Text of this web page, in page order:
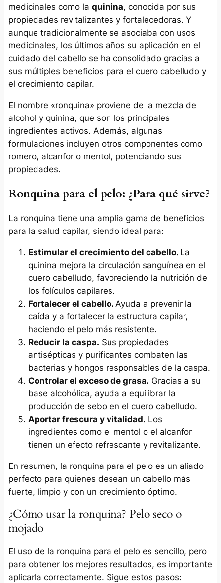
medicinales como la quinina, conocida por sus
propiedades revitalizantes y fortalecedoras. Y
aunque tradicionalmente se asociaba con usos
medicinales, los últimos años su aplicación en el
cuidado del cabello se ha consolidado gracias a
sus múltiples beneficios para el cuero cabelludo y
el crecimiento capilar.
El nombre «ronquina» proviene de la mezcla de
alcohol y quinina, que son los principales
ingredientes activos. Además, algunas
formulaciones incluyen otros componentes como
romero, alcanfor o mentol, potenciando sus
propiedades.
Ronquina para el pelo: ¿Para qué sirve?
La ronquina tiene una amplia gama de beneficios
para la salud capilar, siendo ideal para:
Estimular el crecimiento del cabello. La
quinina mejora la circulación sanguínea en el
cuero cabelludo, favoreciendo la nutrición de
los folículos capilares.
Fortalecer el cabello. Ayuda a prevenir la
caída y a fortalecer la estructura capilar,
haciendo el pelo más resistente.
Reducir la caspa. Sus propiedades
antisépticas y purificantes combaten las
bacterias y hongos responsables de la caspa.
Controlar el exceso de grasa. Gracias a su
base alcohólica, ayuda a equilibrar la
producción de sebo en el cuero cabelludo.
Aportar frescura y vitalidad. Los
ingredientes como el mentol o el alcanfor
tienen un efecto refrescante y revitalizante.
En resumen, la ronquina para el pelo es un aliado
perfecto para quienes desean un cabello más
fuerte, limpio y con un crecimiento óptimo.
¿Cómo usar la ronquina? Pelo seco o
mojado
El uso de la ronquina para el pelo es sencillo, pero
para obtener los mejores resultados, es importante
aplicarla correctamente. Sigue estos pasos: